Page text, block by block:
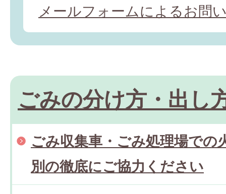
メールフォームによるお問
ごみの分け方・出し
ごみ収集車・ごみ処理場での
別の徹底にご協力ください